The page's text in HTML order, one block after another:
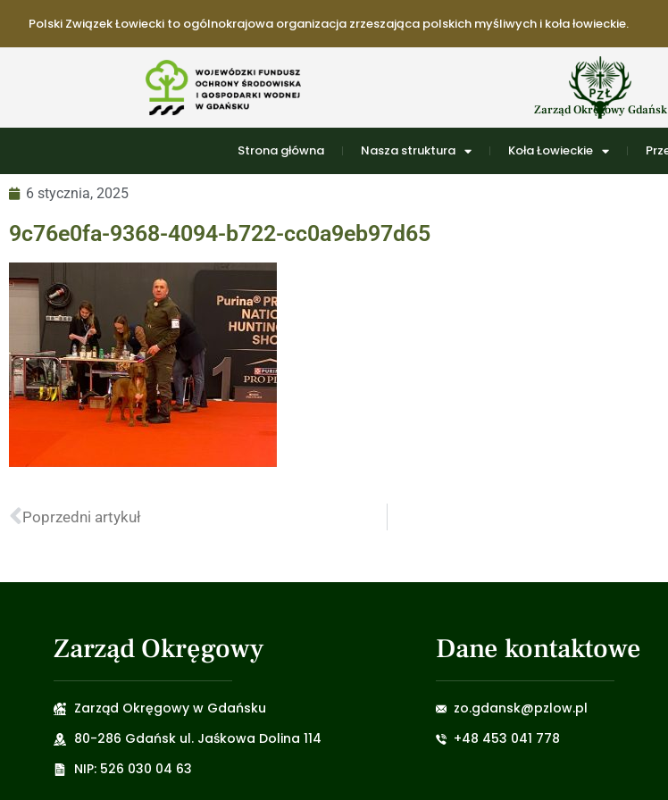
Polski Związek Łowiecki to ogólnokrajowa organizacja zrzeszająca polskich myśliwych i koła łowieckie.
Zarząd Okręgowy Gdańsk
Strona główna Nasza struktura Koła Łowieckie
6 stycznia, 2025
9c76e0fa-9368-4094-b722-cc0a9eb97d65
Poprzedni artykuł
Zarząd Okręgowy
Zarząd Okręgowy w Gdańsku
80-286 Gdańsk ul. Jaśkowa Dolina 114
NIP: 526 030 04 63
Dane kontaktowe
zo.gdansk@pzlow.pl
+48 453 041 778